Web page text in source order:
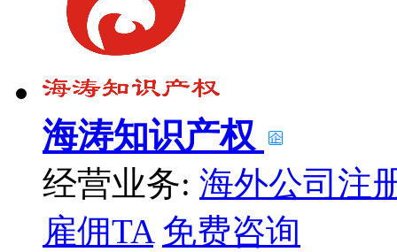
海涛知识产权
经营业务: 海外公司注
雇佣TA 免费咨询